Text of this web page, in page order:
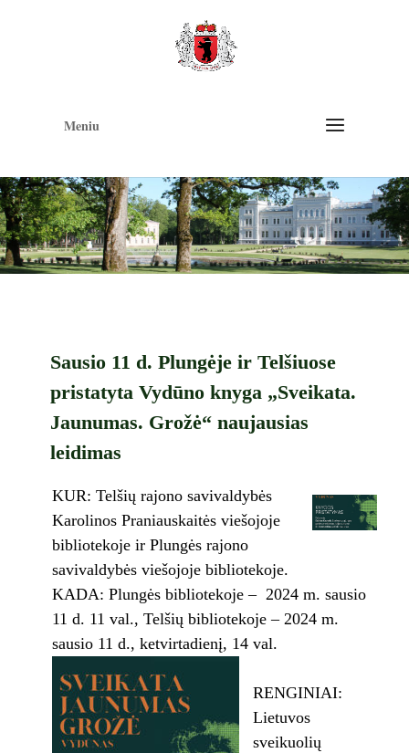
Meniu
Sausio 11 d. Plungėje ir Telšiuose
pristatyta Vydūno knyga „Sveikata.
Jaunumas. Grožė“ naujausias
leidimas
KUR: Telšių rajono savivaldybės
Karolinos Praniauskaitės viešojoje
bibliotekoje ir Plungės rajono
savivaldybės viešojoje bibliotekoje.
KADA: Plungės bibliotekoje – 2024 m. sausio
11 d. 11 val., Telšių bibliotekoje – 2024 m.
sausio 11 d., ketvirtadienį, 14 val.
RENGINIAI:
Lietuvos
sveikuolių